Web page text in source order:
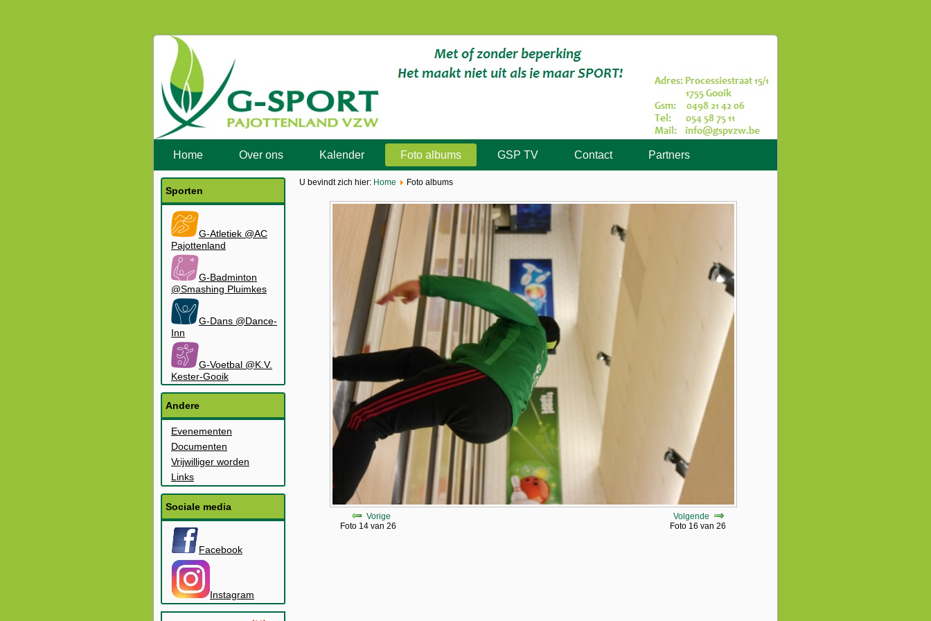
Home Over ons Kalender Foto albums GSP TV Contact Partners
Sporten
G-Atletiek @AC
Pajottenland
G-Badminton
@Smashing Pluimkes
G-Dans @Dance-
Inn
G-Voetbal @K.V.
Kester-Gooik
Andere
Evenementen
Documenten
Vrijwilliger worden
Links
Sociale media
Facebook
Instagram
U bevindt zich hier: Home Foto albums
Vorige
Foto 14 van 26
Volgende
Foto 16 van 26